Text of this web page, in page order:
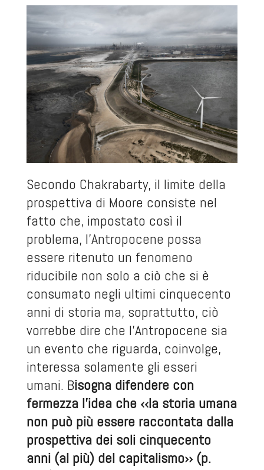
Secondo Chakrabarty, il limite della
prospettiva di Moore consiste nel
fatto che, impostato così il
problema, l’Antropocene possa
essere ritenuto un fenomeno
riducibile non solo a ciò che si è
consumato negli ultimi cinquecento
anni di storia ma, soprattutto, ciò
vorrebbe dire che l’Antropocene sia
un evento che riguarda, coinvolge,
interessa solamente gli esseri
umani. Bisogna difendere con
fermezza l’idea che ‹‹la storia umana
non può più essere raccontata dalla
prospettiva dei soli cinquecento
anni (al più) del capitalismo›› (p.